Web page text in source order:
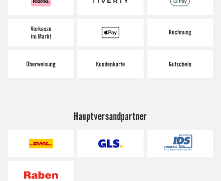
Hauptversandpartner